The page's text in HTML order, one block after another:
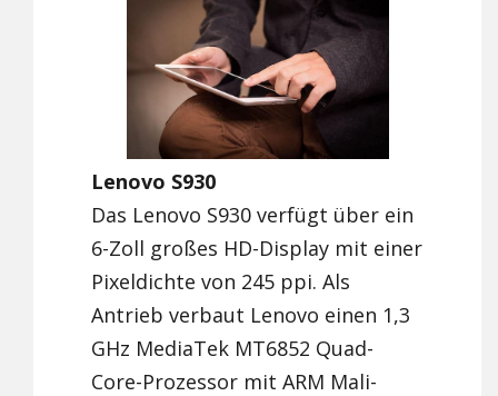
Lenovo S930
Das Lenovo S930 verfügt über ein
6-Zoll großes HD-Display mit einer
Pixeldichte von 245 ppi. Als
Antrieb verbaut Lenovo einen 1,3
GHz MediaTek MT6852 Quad-
Core-Prozessor mit ARM Mali-